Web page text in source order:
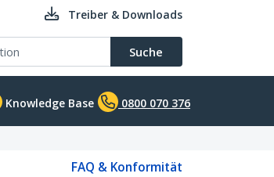
Treiber & Downloads
Suche
Knowledge Base 0800 070 376
FAQ & Konformität